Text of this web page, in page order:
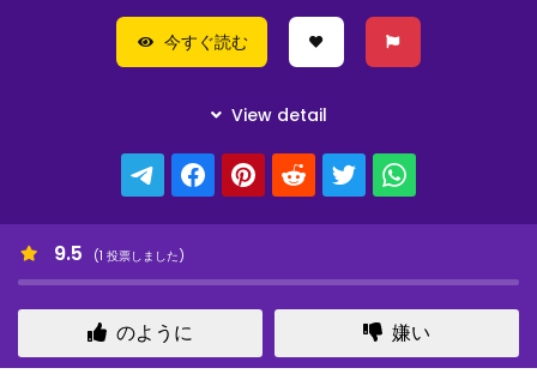
今すぐ読む
9.5 (1 投票しました)
のように 嫌い